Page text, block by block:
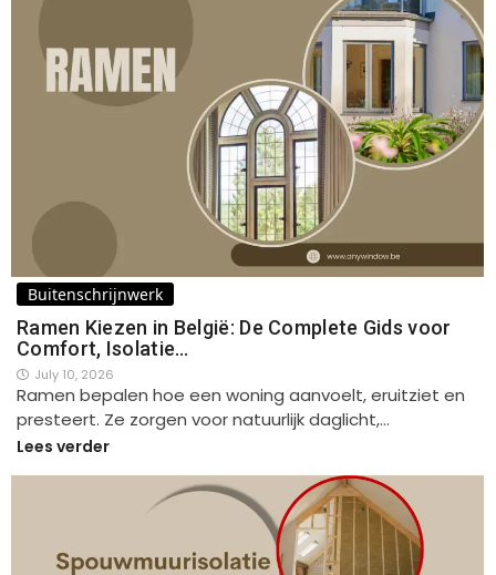
Buitenschrijnwerk
Ramen Kiezen in België: De Complete Gids voor
Comfort, Isolatie…
July 10, 2026
Ramen bepalen hoe een woning aanvoelt, eruitziet en
presteert. Ze zorgen voor natuurlijk daglicht,…
Lees verder